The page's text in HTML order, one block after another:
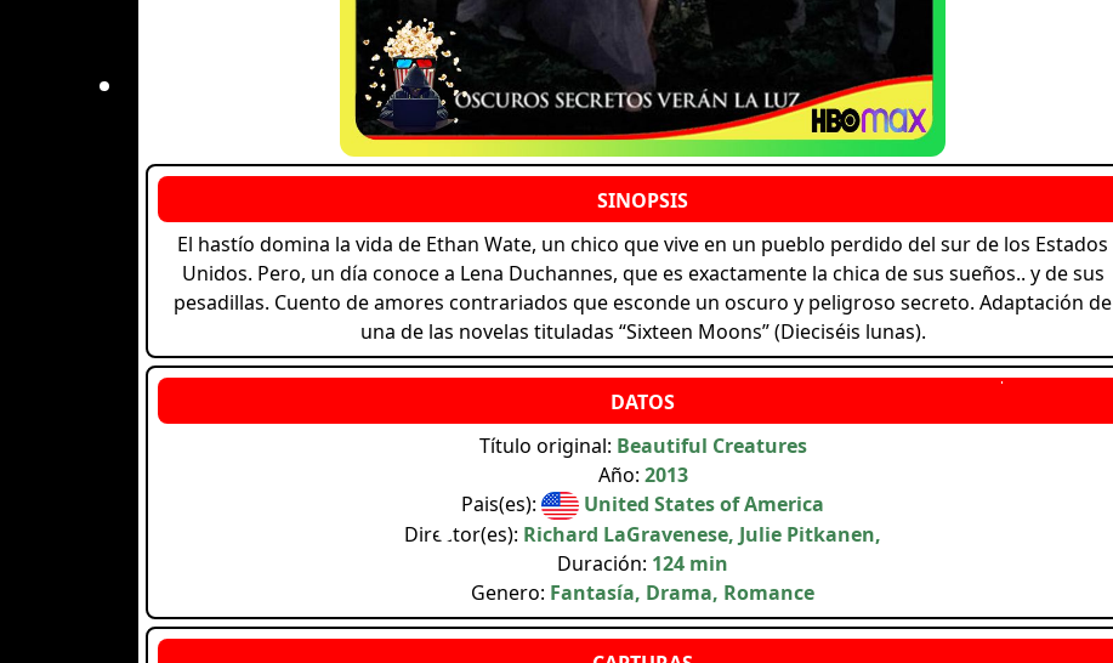
El hastío domina la vida de Ethan Wate, un chico que vive en un pueblo perdido del sur de los Estados
Unidos. Pero, un día conoce a Lena Duchannes, que es exactamente la chica de sus sueños.. y de sus
pesadillas. Cuento de amores contrariados que esconde un oscuro y peligroso secreto. Adaptación de
una de las novelas tituladas “Sixteen Moons” (Dieciséis lunas).
Título original: Beautiful Creatures
Año: 2013
Pais(es):
United States of America
Director(es): Richard LaGravenese, Julie Pitkanen,
Duración: 124 min
Genero: Fantasía, Drama, Romance